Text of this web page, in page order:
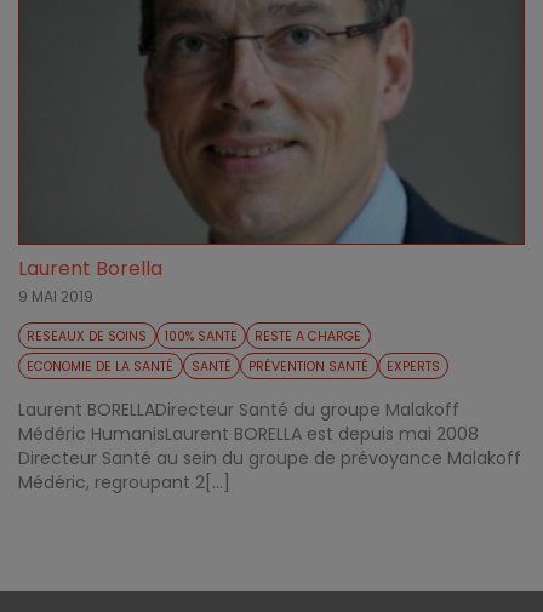
Laurent Borella
9 MAI 2019
RESEAUX DE SOINS 100% SANTE
RESTE A CHARGE
ECONOMIE DE LA SANTÉ
SANTÉ PRÉVENTION SANTÉ EXPERTS
Laurent BORELLADirecteur Santé du groupe Malakoff
Médéric HumanisLaurent BORELLA est depuis mai 2008
Directeur Santé au sein du groupe de prévoyance Malakoff
Médéric, regroupant 2[...]